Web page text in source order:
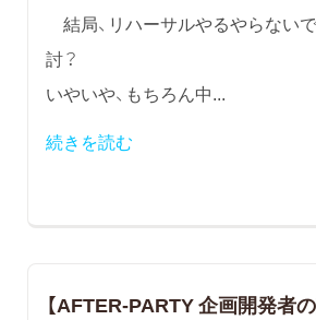
結局、リハーサルやるやらない
討？
いやいや、もちろん中...
続きを読む
【AFTER-PARTY 企画開発者